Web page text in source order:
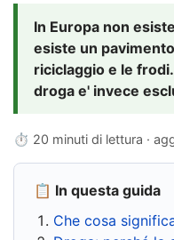
In Europa non
esiste un
riciclaggio e le
droga e' invece
⏱ 20 minuti di lettura ·
📋 In questa guida
Che cosa